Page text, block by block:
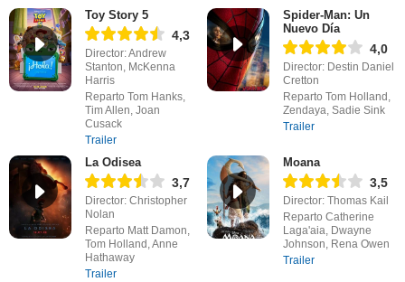
Toy Story 5
4,3
Director: Andrew
Stanton, McKenna
Harris
Reparto Tom Hanks,
Tim Allen, Joan
Cusack
Trailer
Spider-Man: Un
Nuevo Día
4,0
Director: Destin Daniel
Cretton
Reparto Tom Holland,
Zendaya, Sadie Sink
Trailer
La Odisea
3,7
Director: Christopher
Nolan
Reparto Matt Damon,
Tom Holland, Anne
Hathaway
Trailer
Moana
3,5
Director: Thomas Kail
Reparto Catherine
Laga'aia, Dwayne
Johnson, Rena Owen
Trailer